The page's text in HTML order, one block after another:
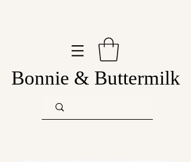
Bonnie & Buttermilk